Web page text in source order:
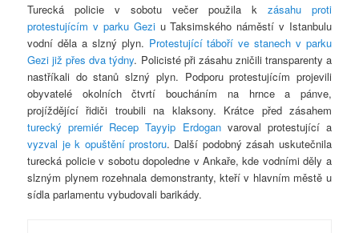
Turecká policie v sobotu večer použila k zásahu proti
protestujícím v parku Geziu Taksimského náměstí v Istanbulu
vodní děla a slzný plyn. Protestující táboří ve stanech v parku
Gezi již přes dva týdny. Policisté při zásahu zničili transparenty a
nastříkali do stanů slzný plyn. Podporu protestujícím projevili
obyvatelé okolních čtvrtí boucháním na hrnce a pánve,
projíždějící řidiči troubili na klaksony. Krátce před zásahem
turecký premiér Recep Tayyip Erdoganvaroval protestující a
vyzval je k opuštění prostoru. Další podobný zásah uskutečnila
turecká policie v sobotu dopoledne v Ankaře, kde vodními děly a
slzným plynem rozehnala demonstranty, kteří v hlavním městě u
sídla parlamentu vybudovali barikády.